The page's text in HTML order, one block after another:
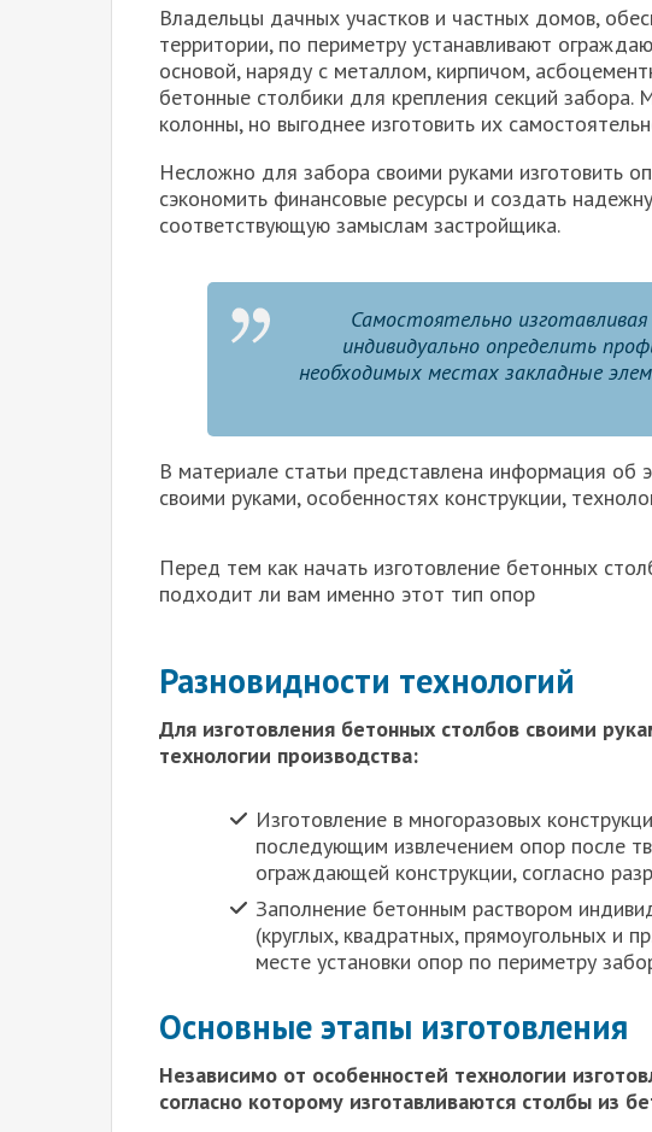
Владельцы дачных участков и частных домов,
территории, по периметру устанавливают
основой, наряду с металлом, кирпичом,
бетонные столбики для крепления секций забора.
колонны, но выгоднее изготовить их
Несложно для забора своими руками изготовить
сэкономить финансовые ресурсы и создать
соответствующую замыслам застройщика.
Самостоятельно
индивидуально определить
необходимых местах закладные
В материале статьи представлена информация об
своими руками, особенностях конструкции,
Перед тем как начать изготовление бетонных
подходит ли вам именно этот тип опор
Разновидности технологий
Для изготовления бетонных столбов своими
технологии производства:
Изготовление в многоразовых
последующим извлечением опор после
ограждающей конструкции, согласно
Заполнение бетонным раствором
(круглых, квадратных, прямоугольных и
месте установки опор по периметру
Основные этапы изготовления
Независимо от особенностей технологии
согласно которому изготавливаются столбы из